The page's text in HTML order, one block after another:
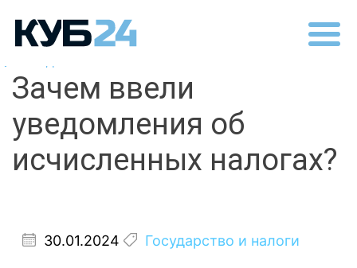
Зачем ввели
уведомления об
исчисленных налогах?
30.01.2024 Государство и налоги